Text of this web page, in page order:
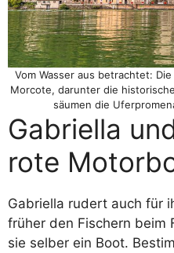
Vom Wasser aus betrachtet:
Morcote, darunter die
säumen die
Gabriella
rote
Gabriella rudert auch für
früher den Fischern beim
sie selber ein Boot.